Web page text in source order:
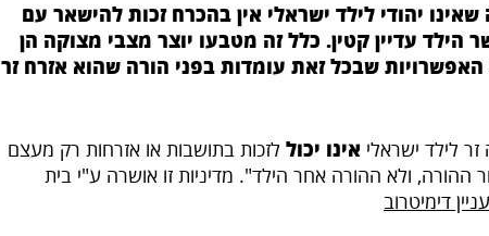
יהודי לילד ישראלי אין בהכרח זכות להישאר עם
הילד עדיין קטין. כלל זה מטבעו יוצר מצבי מצוקה הן
האפשרויות שבכל זאת עומדות בפני הורה שהוא אזרח זר
לילד ישראלי אינו יכול לזכות בתושבות או אזרחות רק מעצם
ההורה, ולא ההורה אחר הילד". מדיניות זו אושרה ע"י בית